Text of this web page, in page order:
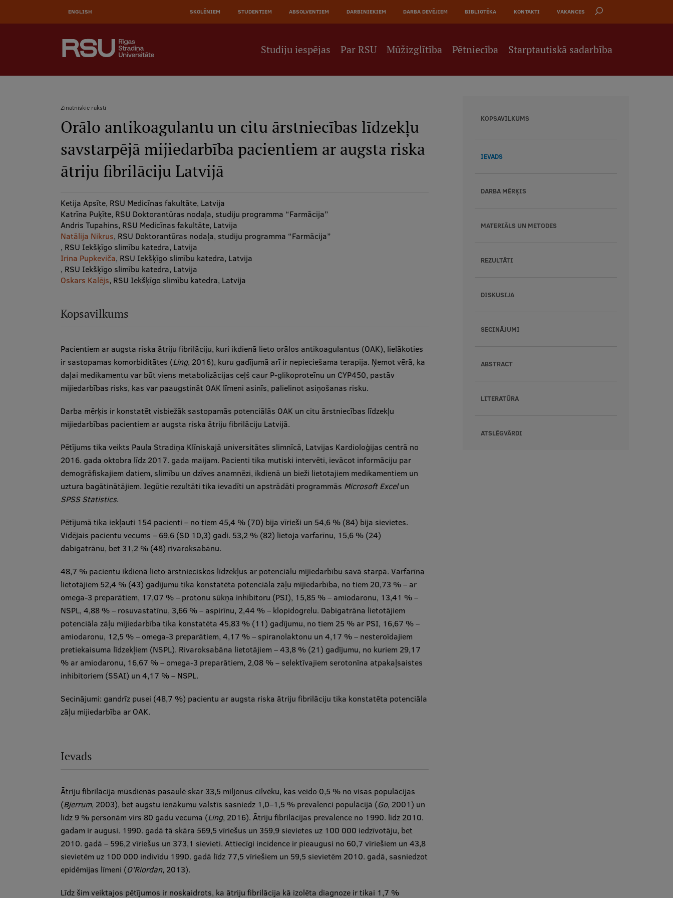
ENGLISH SKOLĒNIEM STUDENTIEM ABSOLVENTIEM DARBINIEKIEM DARBA DEVĒJIEM BIBLIOTĒKA KONTAKTI VAKANCES
Galvenā
Studiju iespējas Par RSU Mūžizglītība Pētniecība Starptautiskā sadarbība
Atpakaļceļš
Zinatniskie raksti
Orālo antikoagulantu un citu ārstniecības līdzekļu
savstarpējā mijiedarbība pacientiem ar augsta riska
ātriju fibrilāciju Latvijā
Ketija Apsīte, RSU Medicīnas fakultāte, Latvija
Katrīna Puķīte, RSU Doktorantūras nodaļa, studiju programma “Farmācija”
Andris Tupahins, RSU Medicīnas fakultāte, Latvija
Natālija Nikrus, RSU Doktorantūras nodaļa, studiju programma “Farmācija”
, RSU Iekšķīgo slimību katedra, Latvija
Irina Pupkeviča, RSU Iekšķīgo slimību katedra, Latvija
, RSU Iekšķīgo slimību katedra, Latvija
Oskars Kalējs, RSU Iekšķīgo slimību katedra, Latvija
Kopsavilkums
Pacientiem ar augsta riska ātriju fibrilāciju, kuri ikdienā lieto orālos antikoagulantus (OAK), lielākoties
ir sastopamas komorbiditātes (Ling, 2016), kuru gadījumā arī ir nepieciešama terapija. Ņemot vērā, ka
daļai medikamentu var būt viens metabolizācijas ceļš caur P-glikoproteīnu un CYP450, pastāv
mijiedarbības risks, kas var paaugstināt OAK līmeni asinīs, palielinot asiņošanas risku.
Darba mērķis ir konstatēt visbiežāk sastopamās potenciālās OAK un citu ārstniecības līdzekļu
mijiedarbības pacientiem ar augsta riska ātriju fibrilāciju Latvijā.
Pētījums tika veikts Paula Stradiņa Klīniskajā universitātes slimnīcā, Latvijas Kardioloģijas centrā no
2016. gada oktobra līdz 2017. gada maijam. Pacienti tika mutiski intervēti, ievācot informāciju par
demogrāfiskajiem datiem, slimību un dzīves anamnēzi, ikdienā un bieži lietotajiem medikamentiem un
uztura bagātinātājiem. Iegūtie rezultāti tika ievadīti un apstrādāti programmās Microsoft Excelun
SPSS Statistics.
Pētījumā tika iekļauti 154 pacienti – no tiem 45,4 % (70) bija vīrieši un 54,6 % (84) bija sievietes.
Vidējais pacientu vecums – 69,6 (SD 10,3) gadi. 53,2 % (82) lietoja varfarīnu, 15,6 % (24)
dabigatrānu, bet 31,2 % (48) rivaroksabānu.
48,7 % pacientu ikdienā lieto ārstnieciskos līdzekļus ar potenciālu mijiedarbību savā starpā. Varfarīna
lietotājiem 52,4 % (43) gadījumu tika konstatēta potenciāla zāļu mijiedarbība, no tiem 20,73 % – ar
omega-3 preparātiem, 17,07 % – protonu sūkņa inhibitoru (PSI), 15,85 % – amiodaronu, 13,41 % –
NSPL, 4,88 % – rosuvastatīnu, 3,66 % – aspirīnu, 2,44 % – klopidogrelu. Dabigatrāna lietotājiem
potenciāla zāļu mijiedarbība tika konstatēta 45,83 % (11) gadījumu, no tiem 25 % ar PSI, 16,67 % –
amiodaronu, 12,5 % – omega-3 preparātiem, 4,17 % – spiranolaktonu un 4,17 % – nesteroīdajiem
pretiekaisuma līdzekļiem (NSPL). Rivaroksabāna lietotājiem – 43,8 % (21) gadījumu, no kuriem 29,17
% ar amiodaronu, 16,67 % – omega-3 preparātiem, 2,08 % – selektīvajiem serotonīna atpakaļsaistes
inhibitoriem (SSAI) un 4,17 % – NSPL.
Secinājumi: gandrīz pusei (48,7 %) pacientu ar augsta riska ātriju fibrilāciju tika konstatēta potenciāla
zāļu mijiedarbība ar OAK.
Ievads
Ātriju fibrilācija mūsdienās pasaulē skar 33,5 miljonus cilvēku, kas veido 0,5 % no visas populācijas
(Bjerrum, 2003), bet augstu ienākumu valstīs sasniedz 1,0–1,5 % prevalenci populācijā (Go, 2001) un
līdz 9 % personām virs 80 gadu vecuma (Ling, 2016). Ātriju fibrilācijas prevalence no 1990. līdz 2010.
gadam ir augusi. 1990. gadā tā skāra 569,5 vīriešus un 359,9 sievietes uz 100 000 iedzīvotāju, bet
2010. gadā – 596,2 vīriešus un 373,1 sievieti. Attiecīgi incidence ir pieaugusi no 60,7 vīriešiem un 43,8
sievietēm uz 100 000 indivīdu 1990. gadā līdz 77,5 vīriešiem un 59,5 sievietēm 2010. gadā, sasniedzot
epidēmijas līmeni (O’Riordan, 2013).
Līdz šim veiktajos pētījumos ir noskaidrots, ka ātriju fibrilācija kā izolēta diagnoze ir tikai 1,7 %
KOPSAVILKUMS
IEVADS
DARBA MĒRĶIS
MATERIĀLS UN METODES
REZULTĀTI
DISKUSIJA
SECINĀJUMI
ABSTRACT
LITERATŪRA
ATSLĒGVĀRDI